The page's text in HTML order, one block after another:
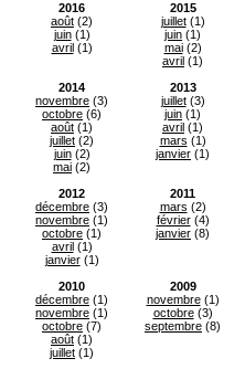
2016
août (2)
juin(1)
avril(1)
2015
juillet(1)
juin (1)
mai(2)
avril (1)
2014
novembre (3)
octobre (6)
août (1)
juillet (2)
juin(2)
mai (2)
2013
juillet(3)
juin (1)
avril (1)
mars (1)
janvier (1)
2012
décembre (3)
novembre (1)
octobre (1)
avril(1)
janvier(1)
2011
mars (2)
février(4)
janvier (8)
2010
décembre (1)
novembre (1)
octobre (7)
août (1)
juillet (1)
2009
novembre(1)
octobre(3)
septembre (8)